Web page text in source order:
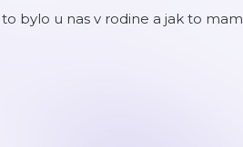
bylo u nas v rodine a jak to mam